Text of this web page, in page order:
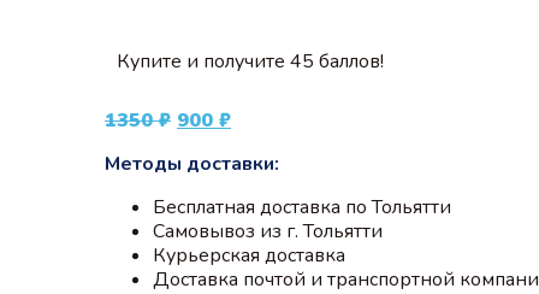
Купите и получите 45 баллов!
1350₽ Первоначальная
составляла
900 ₽Текущая
900 ₽.
Методы доставки:
Бесплатная доставка по Тольятти
Самовывоз из г. Тольятти
Курьерская доставка
Доставка почтой и транспортной